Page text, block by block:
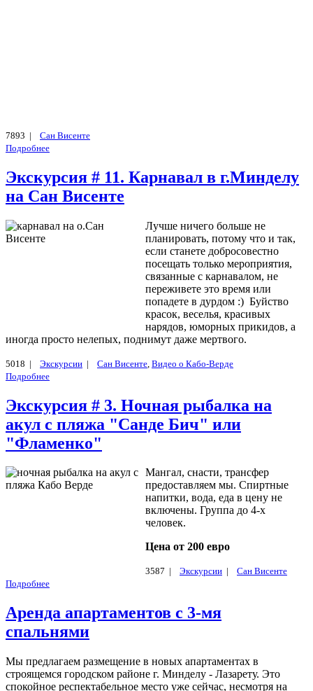
7893 |
Сан Висенте
Подробнее
Экскурсия # 11. Карнавал в г.Минделу
на Сан Висенте
Лучше ничего больше не
планировать, потому что и так,
если станете добросовестно
посещать только мероприятия,
связанные с карнавалом, не
переживете это время или
попадете в дурдом :) Буйство
красок, веселья, красивых
нарядов, юморных прикидов, а
иногда просто нелепых, поднимут даже мертвого.
5018 | Экскурсии | Сан Висенте Видео о Кабо-Верде
Подробнее
Экскурсия # 3. Ночная рыбалка на
акул с пляжа "Санде Бич" или
"Фламенко"
Мангал, снасти, трансфер
предоставляем мы. Спиртные
напитки, вода, еда в цену не
включены. Группа до 4-х
человек.
Цена от 200 евро
3587 | Экскурсии |
Сан Висенте
Подробнее
Аренда апартаментов с 3-мя
спальнями
Мы предлагаем размещение в новых апартаментах в
строящемся городском районе г. Минделу - Лазарету. Это
спокойное респектабельное место уже сейчас, несмотря на